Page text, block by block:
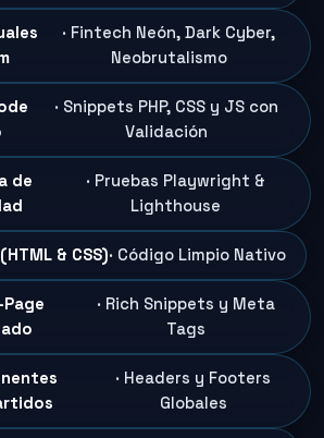
· Fintech Neón, Dark Cyber,
Neobrutalismo
· Snippets PHP, CSS y JS con
Validación
de
· Pruebas Playwright &
Lighthouse
& CSS)· Código Limpio Nativo
Page
· Rich Snippets y Meta
Tags
· Headers y Footers
Globales